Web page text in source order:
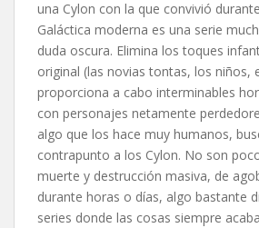
una Cylon con la que convivió
Galáctica moderna es una serie
duda oscura. Elimina los toques
original (las novias tontas, los niños,
proporciona a cabo interminables
con personajes netamente
algo que los hace muy humanos,
contrapunto a los Cylon. No son
muerte y destrucción masiva, de
durante horas o días, algo bastante
series donde las cosas siempre